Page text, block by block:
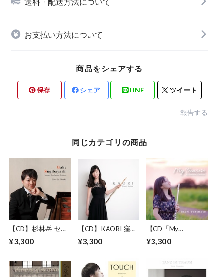
お支払い方法について
商品をシェアする
保存 シェア LINE ツイート
報告する
同じカテゴリの商品
【CD】杉林岳 セカ
「Live in Osaka」
¥3,300
【CD】KAORI 窪田
ルバム
¥3,300
【CD「My
Favorite
早織 ファーストア
ルバム
¥3,300